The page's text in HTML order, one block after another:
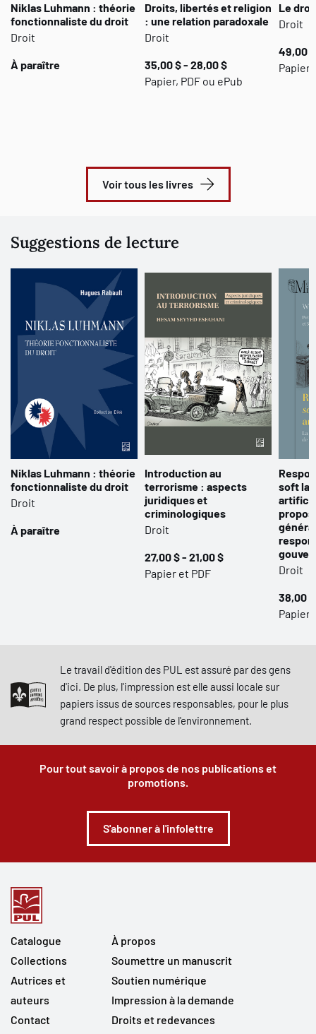
Niklas Luhmann : théorie
fonctionnaliste du droit
Droit
À paraître
Droits, libertés et religion
: une relation paradoxale
Droit
35,00 $ - 28,00 $
Papier, PDF ou ePub
Le
Droit
49,00
Papier,
Voir tous les livres
Suggestions de lecture
Niklas Luhmann : théorie
fonctionnaliste du droit
Droit
À paraître
Introduction au
terrorisme : aspects
juridiques et
criminologiques
Droit
27,00 $ - 21,00 $
Papier et PDF
soft
Droit
38,00
Papier,
Le travail d'édition des PUL est assuré par des gens
d'ici. De plus, l'impression est elle aussi locale sur
papiers issus de sources responsables, pour le plus
grand respect possible de l'environnement.
Pour tout savoir à propos de nos publications et
promotions.
S'abonner à l'infolettre
Catalogue
Collections
Autrices et
auteurs
Contact
À propos
Soumettre un manuscrit
Soutien numérique
Impression à la demande
Droits et redevances